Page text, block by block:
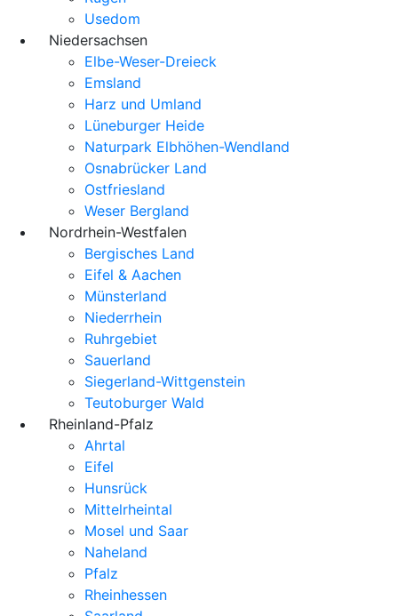
Usedom
Niedersachsen
Elbe-Weser-Dreieck
Emsland
Harz und Umland
Lüneburger Heide
Naturpark Elbhöhen-Wendland
Osnabrücker Land
Ostfriesland
Weser Bergland
Nordrhein-Westfalen
Bergisches Land
Eifel & Aachen
Münsterland
Niederrhein
Ruhrgebiet
Sauerland
Siegerland-Wittgenstein
Teutoburger Wald
Rheinland-Pfalz
Ahrtal
Eifel
Hunsrück
Mittelrheintal
Mosel und Saar
Naheland
Pfalz
Rheinhessen